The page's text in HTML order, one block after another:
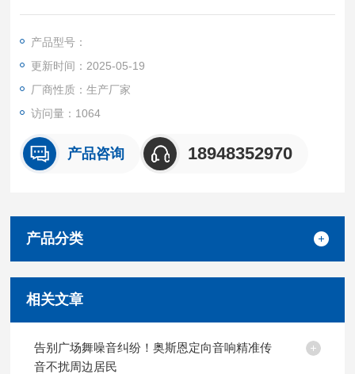
活动组织更有序，提升校园管理效率。
产品型号：
更新时间：2025-05-19
厂商性质：生产厂家
访问量：1064
产品咨询 18948352970
产品分类
相关文章
告别广场舞噪音纠纷！奥斯恩定向音响精准传
音不扰周边居民